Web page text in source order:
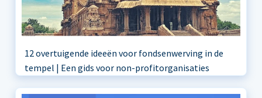
12 overtuigende ideeën voor fondsenwerving in de
tempel | Een gids voor non-profitorganisaties